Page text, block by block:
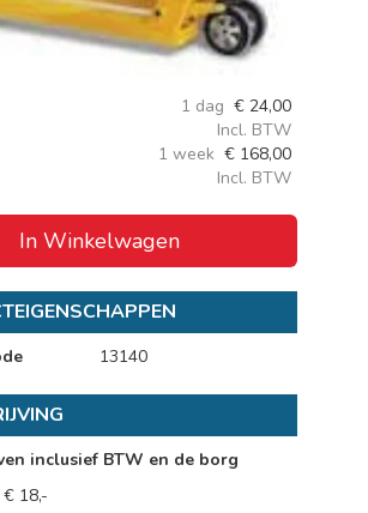
1 dag € 24,00
Incl. BTW
1 week € 168,00
Incl. BTW
In Winkelwagen
13140
inclusief BTW en de borg
18,-